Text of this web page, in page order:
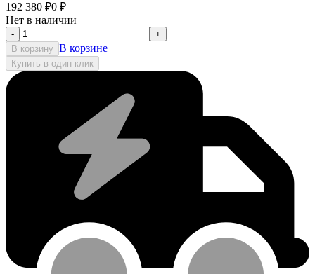
192 380 ₽0 ₽
Нет в наличии
-
+
В корзину В корзине
Купить в один клик